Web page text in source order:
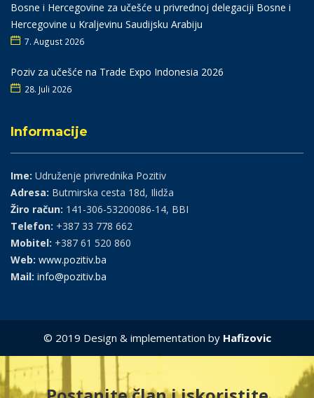
Bosne i Hercegovine za učešće u privrednoj delegaciji Bosne i
Hercegovine u Kraljevinu Saudijsku Arabiju
7. August 2026
Poziv za učešće na Trade Expo Indonesia 2026
28. Juli 2026
Informacije
Ime: Udruženje privrednika Pozitiv
Adresa: Butmirska cesta 18d, Ilidža
Žiro račun: 141-306-53200086-14, BBI
Telefon: +387 33 778 662
Mobitel: +387 61 520 860
Web: www.pozitiv.ba
Mail: info@pozitiv.ba
© 2019 Design & implementation by Hafizovic